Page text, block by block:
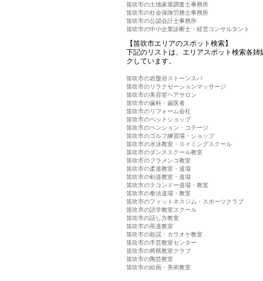
笛吹市の土地家屋調査士事務所
笛吹市の社会保険労務士事務所
笛吹市の公認会計士事務所
笛吹市の中小企業診断士・経営コンサルタント
【笛吹市エリアのスポット検索】
下記のリストは、エリアスポット検索各
クしています。
笛吹市の岩盤浴ストーンスパ
笛吹市のリラクゼーションマッサージ
笛吹市の美容室ヘアサロン
笛吹市の歯科・歯医者
笛吹市のリフォーム会社
笛吹市のペットショップ
笛吹市のペンション・コテージ
笛吹市のゴルフ練習場・ショップ
笛吹市の水泳教室・スイミングスクール
笛吹市のダンススクール教室
笛吹市のフラメンコ教室
笛吹市の柔道教室・道場
笛吹市の剣道教室・道場
笛吹市のテコンドー道場・教室
笛吹市の拳法道場・教室
笛吹市のフィットネスジム・スポーツクラブ
笛吹市の語学教室スクール
笛吹市の話し方教室
笛吹市の茶道教室
笛吹市の歌謡・カラオケ教室
笛吹市の手芸教室センター
笛吹市の将棋教室クラブ
笛吹市の陶芸教室
笛吹市の絵画・美術教室